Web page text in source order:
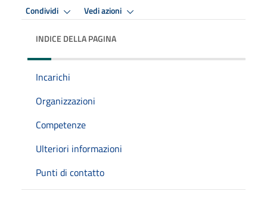
Condividi Vedi azioni
INDICE DELLA PAGINA
Incarichi
Organizzazioni
Competenze
Ulteriori informazioni
Punti di contatto